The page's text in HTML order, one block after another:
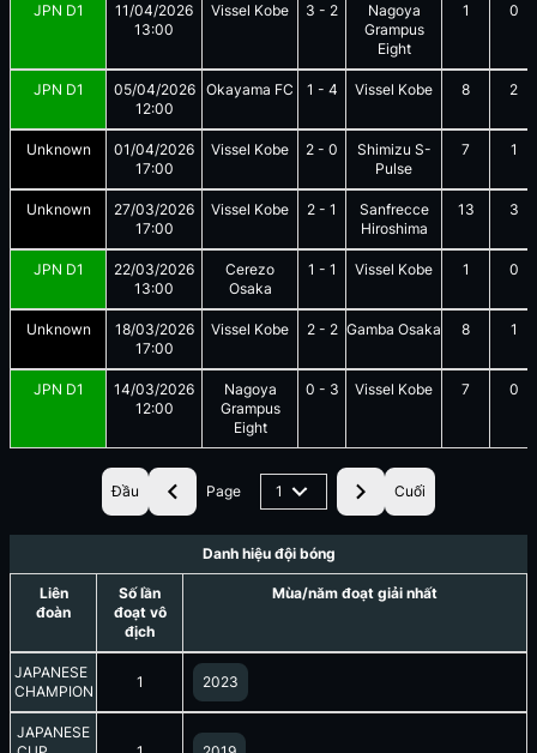
JPN D1
11/04/2026
13:00
Vissel Kobe 3 - 2
Nagoya
Grampus
Eight
1 0
JPN D1
05/04/2026
12:00
Okayama FC 1 - 4 Vissel Kobe 8 2
Unknown
01/04/2026
17:00
Vissel Kobe 2 - 0
Shimizu S-
Pulse
7 1
Unknown
27/03/2026
17:00
Vissel Kobe 2 - 1
Sanfrecce
Hiroshima
13 3
JPN D1
22/03/2026
13:00
Cerezo
Osaka
1 - 1 Vissel Kobe 1 0
Unknown
18/03/2026
17:00
Vissel Kobe 2- 2 Gamba Osaka 8 1
JPN D1
14/03/2026
12:00
Nagoya
Grampus
Eight
0 - 3 Vissel Kobe 7 0
Đầu Page 1 Cuối
Danh hiệu đội bóng
Liên
đoàn
Số lần
đoạt vô
địch
Mùa/năm đoạt giải nhất
JAPANESE
CHAMPION
1 2023
JAPANESE